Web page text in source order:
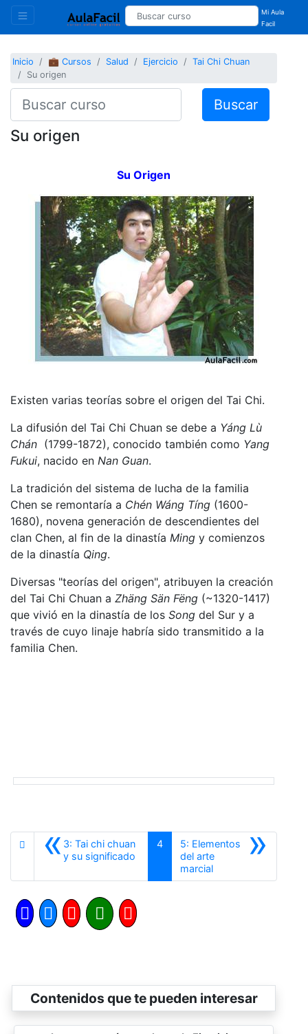
Mi Aula
Facil
Inicio 💼 Cursos Salud Ejercicio
Tai Chi Chuan
Su origen
Buscar
Su origen
Su Origen
Existen varias teorías sobre el origen del Tai Chi.
La difusión del Tai Chi Chuan se debe a Yáng Lù
Chán (1799-1872), conocido también como Yang
Fukui, nacido en Nan Guan.
La tradición del sistema de lucha de la familia
Chen se remontaría a Chén Wáng Tíng (1600-
1680), novena generación de descendientes del
clan Chen, al fin de la dinastía Ming y comienzos
de la dinastía Qing.
Diversas "teorías del origen", atribuyen la creación
del Tai Chi Chuan a Zhäng Sän Fëng (~1320-1417)
que vivió en la dinastía de los Song del Sur y a
través de cuyo linaje habría sido transmitido a la
familia Chen.
«3: Tai chi chuan
y su significado
4 »
5: Elementos
del arte
marcialSiguiente
Contenidos que te pueden interesar